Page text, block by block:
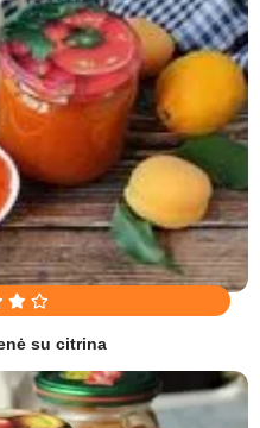
su citrina